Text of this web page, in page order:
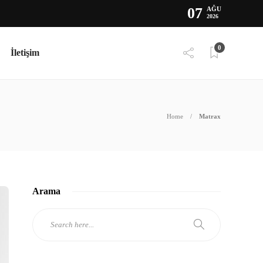
07 AĞU
2026
İletişim 0
Home Matrax
Arama